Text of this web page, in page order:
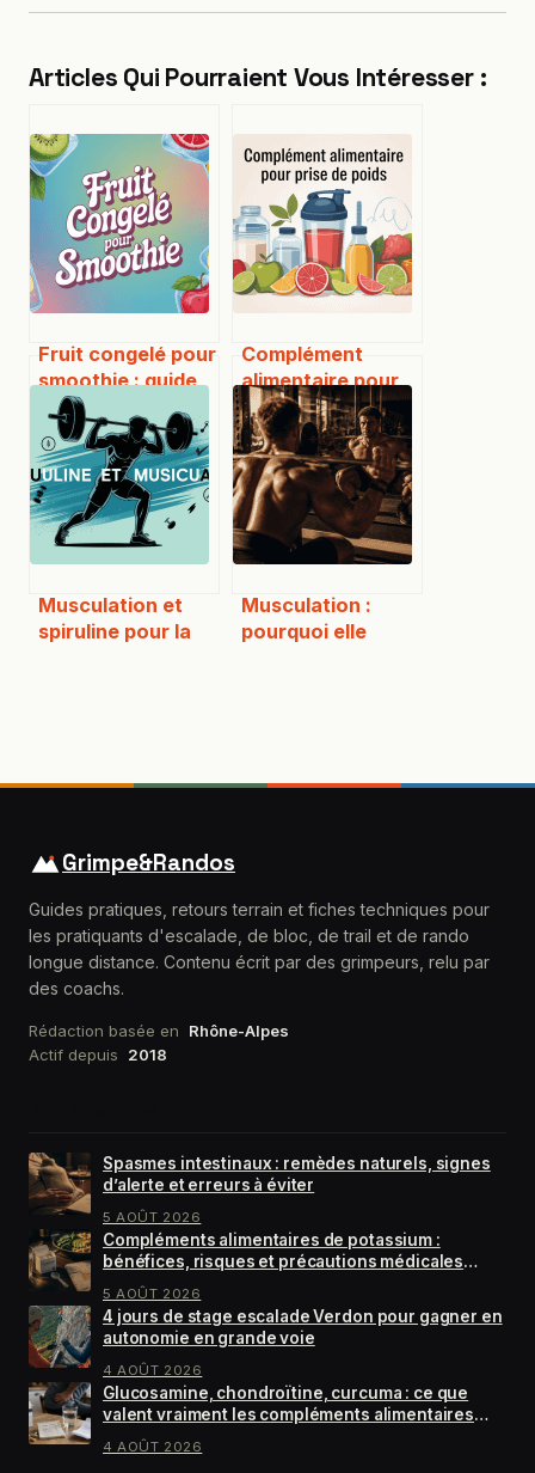
Articles Qui Pourraient Vous Intéresser :
Fruit congelé pour
smoothie : guide
complet pour des
mélanges parfaits
Complément
alimentaire pour
prise de poids :
comment choisir
sans risque
Musculation et
spiruline pour la
Musculation :
pourquoi elle
Grimpe&Randos
Guides pratiques, retours terrain et fiches techniques pour
les pratiquants d'escalade, de bloc, de trail et de rando
longue distance. Contenu écrit par des grimpeurs, relu par
des coachs.
Rédaction basée en
Rhône-Alpes
Actif depuis
2018
Spasmes intestinaux : remèdes naturels, signes
d’alerte et erreurs à éviter
5 AOÛT 2026
Compléments alimentaires de potassium :
bénéfices, risques et précautions médicales
essentielles
5 AOÛT 2026
4 jours de stage escalade Verdon pour gagner en
autonomie en grande voie
4 AOÛT 2026
Glucosamine, chondroïtine, curcuma : ce que
valent vraiment les compléments alimentaires
pour arthrose
4 AOÛT 2026